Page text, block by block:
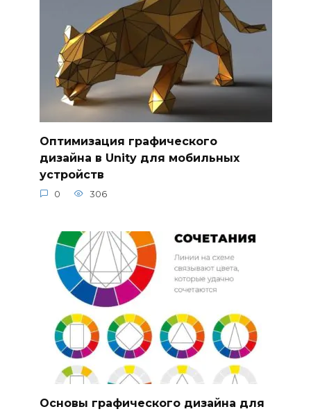
Оптимизация графического
дизайна в Unity для мобильных
устройств
0 306
Основы графического дизайна для